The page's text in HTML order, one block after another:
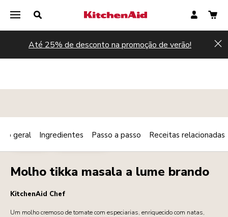
Até 25% de desconto na promoção de verão!
MOLHOS VEGETARIANO Print
Molho tikka masala a lume brando
KitchenAid Chef
Um molho cremoso de tomate com especiarias, enriquecido com natas,
geral Ingredientes Passo a passo Receitas relacionadas